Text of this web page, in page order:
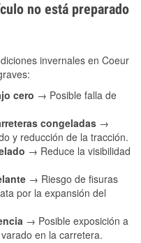
no está preparado
invernales en Coeur
cero → Posible falla de
congeladas →
y reducción de la tracción.
→ Reduce la visibilidad
→ Riesgo de fisuras
por la expansión del
→ Posible exposición a
en la carretera.